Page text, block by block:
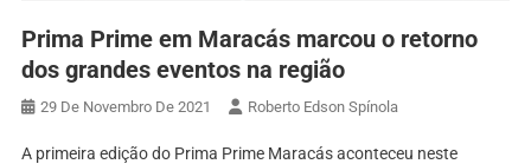
Prima Prime em Maracás marcou o retorno
dos grandes eventos na região
29 De Novembro De 2021 Roberto Edson Spínola
A primeira edição do Prima Prime Maracás aconteceu neste